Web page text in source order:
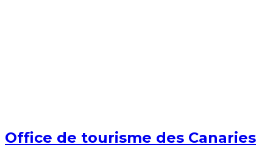
Office de tourisme des Canaries